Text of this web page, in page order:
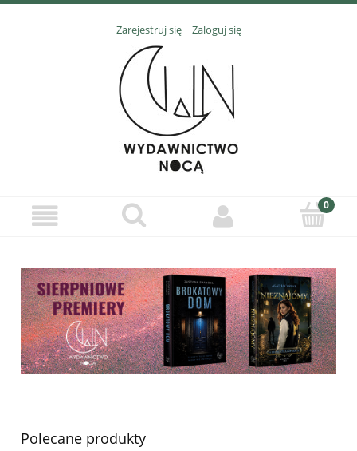
Zarejestruj się Zaloguj się
Polecane produkty